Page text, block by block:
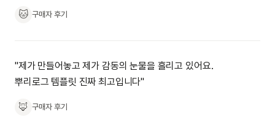
🐱 구매자 후기
"제가 만들어놓고 제가 감동의 눈물을 흘리고 있어요.
뿌리로그 템플릿 진짜 최고입니다"
🦊 구매자 후기